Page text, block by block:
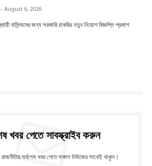
August 6, 2026
বাসিন্দাদের জন্য সরকারি চাকরির নতুন নিয়োগ বিজ্ঞপ্তি প্রকাশ
খবর পেতে সাবস্ক্রাইব করুন
সর্বশেষ খবর পেতে সকাল নিউজের সাথেই থাকুন।